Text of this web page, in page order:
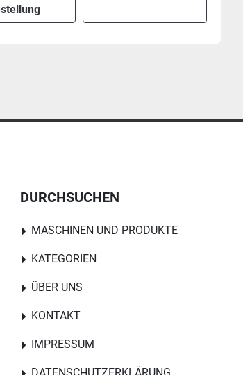
DURCHSUCHEN
MASCHINEN UND PRODUKTE
KATEGORIEN
ÜBER UNS
KONTAKT
IMPRESSUM